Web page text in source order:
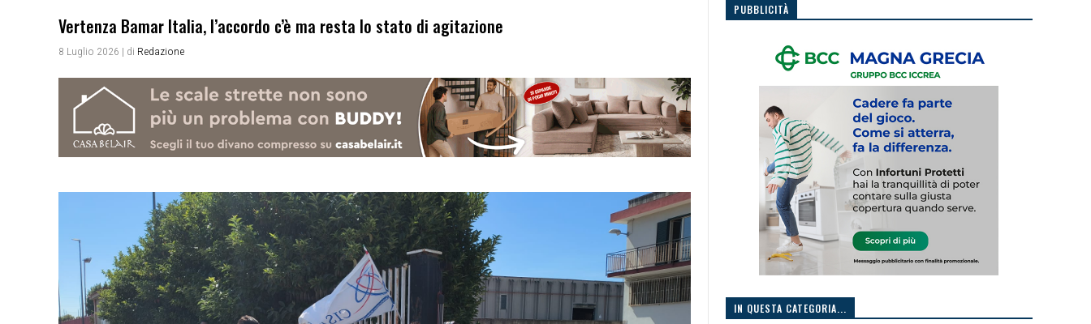
Vertenza Bamar Italia, l’accordo c’è ma resta lo stato di agitazione
8 Luglio 2026 | di Redazione
PUBBLICITÀ
IN QUESTA CATEGORIA...